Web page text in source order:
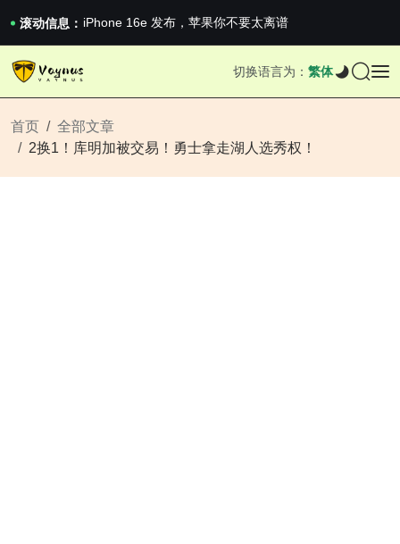
滚动信息： 2026澳网男单收官：全满贯对上全满亚，德约...
《巅峰守卫 Highguard》正式上线，官...
iPhone 16e 发布，苹果你不要太离谱
iPhone 16e 发布，苹果你不要太离谱
切换语言为： 繁体
首页
全部文章
2换1！库明加被交易！勇士拿走湖人选秀权！